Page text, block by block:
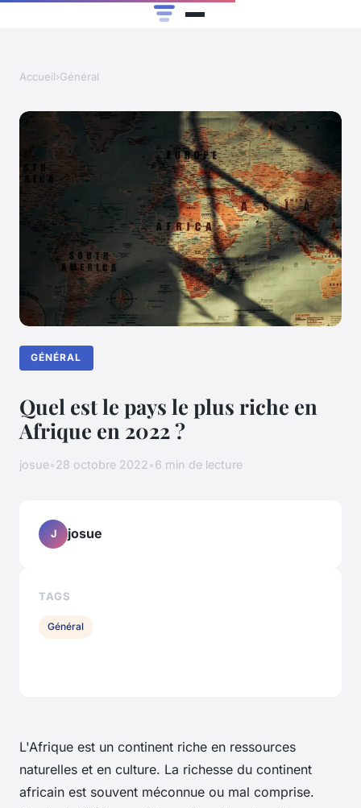
Accueil›Général
GÉNÉRAL
Quel est le pays le plus riche en
Afrique en 2022 ?
josue•28 octobre 2022•6 min de lecture
L'Afrique est un continent riche en ressources
naturelles et en culture. La richesse du continent
africain est souvent méconnue ou mal comprise.
J josue
TAGS
Général